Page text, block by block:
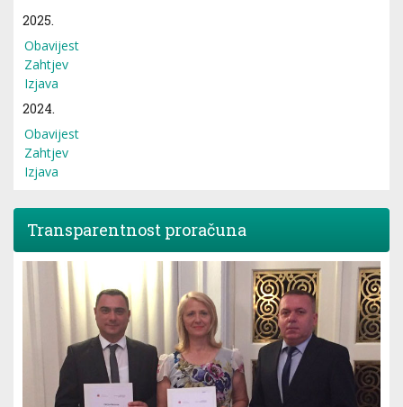
2025.
Obavijest
Zahtjev
Izjava
2024.
Obavijest
Zahtjev
Izjava
Transparentnost proračuna